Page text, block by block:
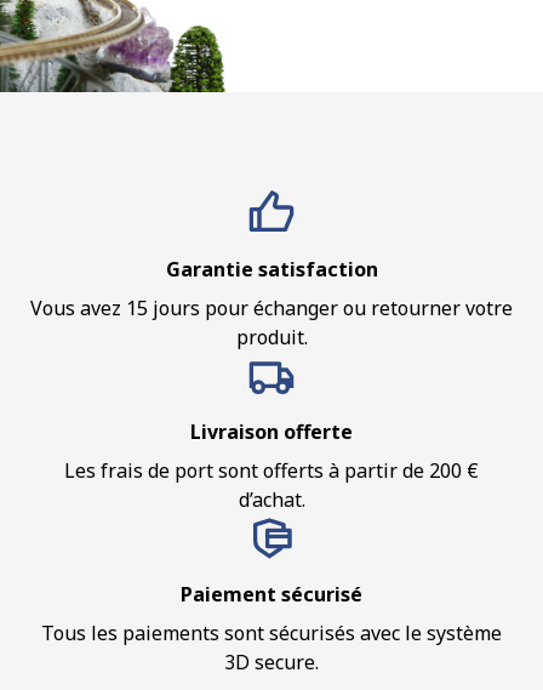
Garantie satisfaction
Vous avez 15 jours pour échanger ou retourner votre
produit.
Livraison offerte
Les frais de port sont offerts à partir de 200 €
d’achat.
Paiement sécurisé
Tous les paiements sont sécurisés avec le système
3D secure.